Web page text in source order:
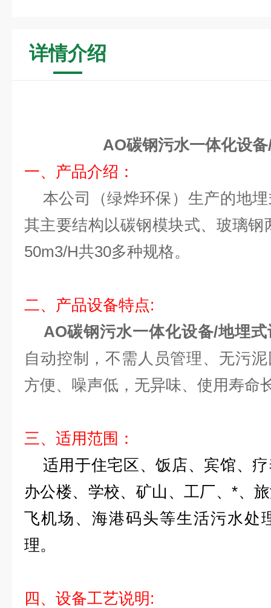
详情介绍
AO碳钢污水一体化设
一、产品介绍：
本公司（绿烨环保）生产的地
其主要结构以碳钢模块式、玻璃钢
50m3/H共30多种规格。
二、产品设备特点:
AO碳钢污水一体化设备/地埋
自动控制，不需人员管理、无污
方便、噪声低，无异味、使用寿命
三、适用范围：
适用于住宅区、饭店、宾馆、
办公楼、学校、矿山、工厂、*、
飞机场、海港码头等生活污水处
理。
四、设备工艺说明: